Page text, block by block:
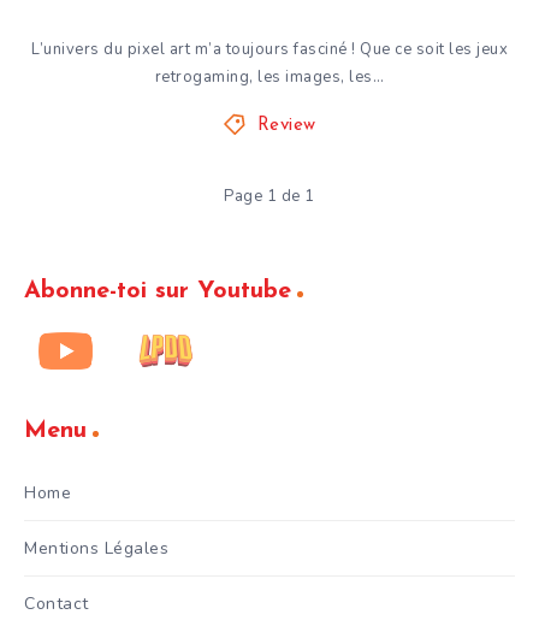
L’univers du pixel art m’a toujours fasciné ! Que ce soit les jeux
retrogaming, les images, les…
Review
Page 1 de 1
Abonne-toi sur Youtube
Menu
Home
Mentions Légales
Contact